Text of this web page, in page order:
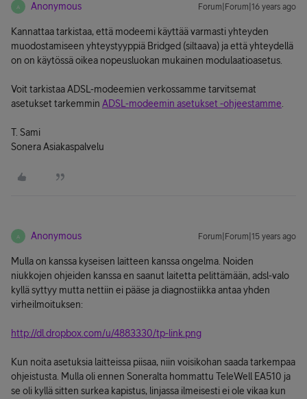
A Anonymous Forum|Forum|16 years ago
Kannattaa tarkistaa, että modeemi käyttää varmasti yhteyden
muodostamiseen yhteystyyppiä Bridged (siltaava) ja että yhteydellä
on on käytössä oikea nopeusluokan mukainen modulaatioasetus.
Voit tarkistaa ADSL-modeemien verkossamme tarvitsemat
asetukset tarkemmin ADSL-modeemin asetukset -ohjeestamme
T. Sami
Sonera Asiakaspalvelu
A Anonymous Forum|Forum|15 years ago
Mulla on kanssa kyseisen laitteen kanssa ongelma. Noiden
niukkojen ohjeiden kanssa en saanut laitetta pelittämään, adsl-valo
kyllä syttyy mutta nettiin ei pääse ja diagnostiikka antaa yhden
virheilmoituksen:
http://dl.dropbox.com/u/4883330/tp-link.png
Kun noita asetuksia laitteissa piisaa, niin voisikohan saada tarkempaa
ohjeistusta. Mulla oli ennen Soneralta hommattu TeleWell EA510 ja
se oli kyllä sitten surkea kapistus, linjassa ilmeisesti ei ole vikaa kun